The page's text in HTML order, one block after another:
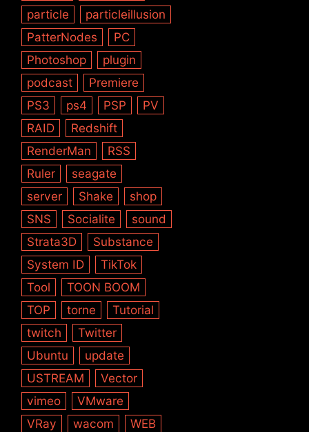
particle
particleillusion
PatterNodes
PC
Photoshop
plugin
podcast
Premiere
PS3
ps4 PSP
PV
RAID
Redshift
RenderMan
RSS
Ruler
seagate
server
Shake
shop
SNS
Socialite
sound
Strata3D
Substance
System ID
TikTok
Tool
TOON BOOM
TOP
torne
Tutorial
twitch
Twitter
Ubuntu
update
USTREAM
Vector
vimeo
VMware
VRay
wacom WEB